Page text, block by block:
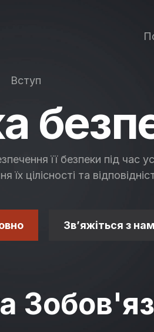
Вступ
її безпеки під час
цілісності та
Зв’яжіться з